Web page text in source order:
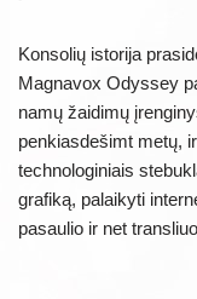
Konsolių istorija
Magnavox Odyssey
namų žaidimų
penkiasdešimt metų,
technologiniais
grafiką, palaikyti
pasaulio ir net